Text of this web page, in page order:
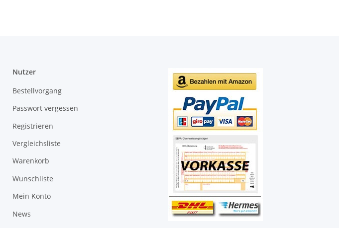
Nutzer
Bestellvorgang
Passwort vergessen
Registrieren
Vergleichsliste
Warenkorb
Wunschliste
Mein Konto
News